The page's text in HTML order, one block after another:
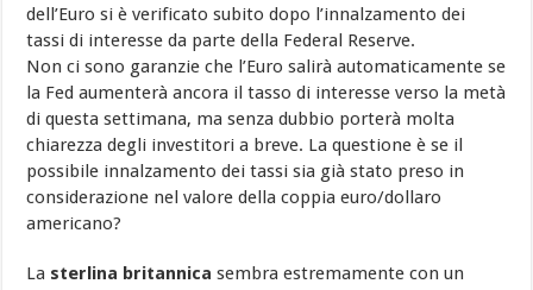
dell’Euro si è verificato subito dopo l’innalzamento dei
tassi di interesse da parte della Federal Reserve.
Non ci sono garanzie che l’Euro salirà automaticamente se
la Fed aumenterà ancora il tasso di interesse verso la metà
di questa settimana, ma senza dubbio porterà molta
chiarezza degli investitori a breve. La questione è se il
possibile innalzamento dei tassi sia già stato preso in
considerazione nel valore della coppia euro/dollaro
americano?
La sterlina britannica sembra estremamente con un